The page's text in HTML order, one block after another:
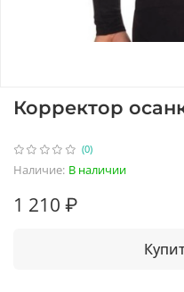
(0)
Наличие: В наличии
Корректор
1 210 ₽